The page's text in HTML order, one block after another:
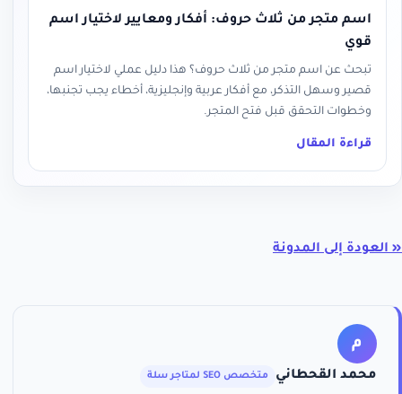
اسم متجر من ثلاث حروف: أفكار ومعايير لاختيار اسم
قوي
تبحث عن اسم متجر من ثلاث حروف؟ هذا دليل عملي لاختيار اسم
قصير وسهل التذكر، مع أفكار عربية وإنجليزية، أخطاء يجب تجنبها،
وخطوات التحقق قبل فتح المتجر.
قراءة المقال
« العودة إلى المدونة
م
محمد القحطاني متخصص SEO لمتاجر سلة